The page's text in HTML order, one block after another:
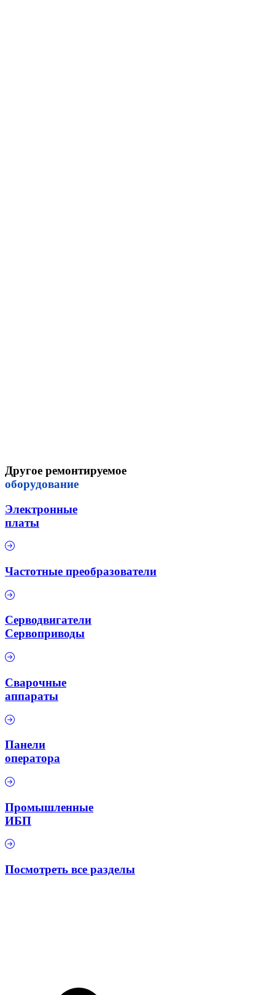
Другое ремонтируемое
оборудование
Электронные
платы
Частотные преобразователи
Серводвигатели
Сервоприводы
Сварочные
аппараты
Панели
оператора
Промышленные
ИБП
Посмотреть все разделы